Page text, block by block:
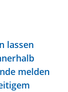
lassen
melden